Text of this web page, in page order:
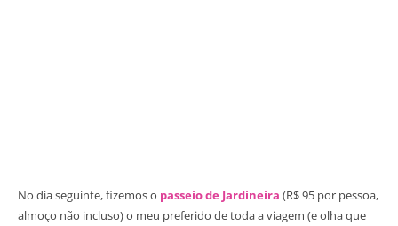
No dia seguinte, fizemos o passeio de Jardineira (R$ 95 por pessoa,
almoço não incluso) o meu preferido de toda a viagem (e olha que